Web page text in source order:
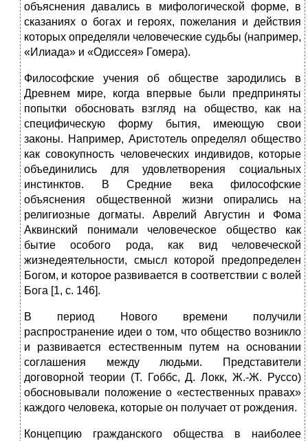
объяснения давались в мифологической форме, в
сказаниях о богах и героях, пожелания и действия
которых определяли человеческие судьбы (например,
«Илиада» и «Одиссея» Гомера).
Философские учения об обществе зародились в
Древнем мире, когда впервые были предприняты
попытки обосновать взгляд на общество, как на
специфическую форму бытия, имеющую свои
законы. Например, Аристотель определял общество
как совокупность человеческих индивидов, которые
объединились для удовлетворения социальных
инстинктов. В Средние века философские
объяснения общественной жизни опирались на
религиозные догматы. Аврелий Августин и Фома
Аквинский понимали человеческое общество как
бытие особого рода, как вид человеческой
жизнедеятельности, смысл которой предопределен
Богом, и которое развивается в соответствии с волей
Бога [1, с. 146].
В период Нового времени получили
распространение идеи о том, что общество возникло
и развивается естественным путем на основании
соглашения между людьми. Представители
договорной теории (Т. Гоббс, Д. Локк, Ж.-Ж. Руссо)
обосновывали положение о «естественных правах»
каждого человека, которые он получает от рождения.
Концепцию гражданского общества в наиболее